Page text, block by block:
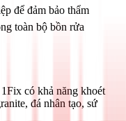
để đảm bảo thẩm
toàn bộ bồn rửa
có khả năng khoét
đá nhân tạo, sứ